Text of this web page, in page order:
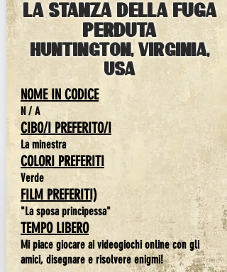
La stanza della fuga
perduta
Huntington, Virginia,
USA
NOME IN CODICE
N / A
CIBO/I PREFERITO/I
La minestra
COLORI PREFERITI
Verde
FILM PREFERITI)
"La sposa principessa"
TEMPO LIBERO
Mi piace giocare ai videogiochi online con gli
amici, disegnare e risolvere enigmi!